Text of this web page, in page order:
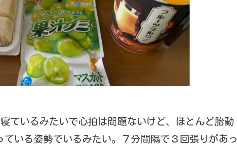
ているみたいで心拍は問題ないけど、ほとんど胎動
いる姿勢でいるみたい。７分間隔で３回張りがあっ